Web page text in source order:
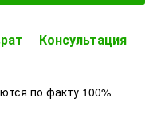
Консультация
по факту 100%